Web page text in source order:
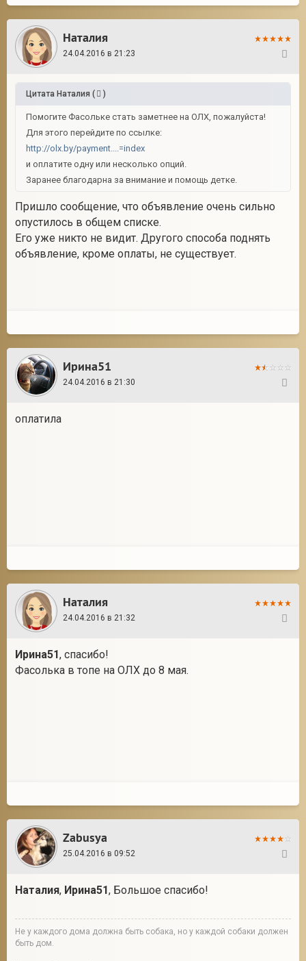
Наталия
24.04.2016 в 21:23
Цитата Наталия ( )
Помогите Фасольке стать заметнее на ОЛХ, пожалуйста!
Для этого перейдите по ссылке:
http://olx.by/payment....=index
и оплатите одну или несколько опций.
Заранее благодарна за внимание и помощь детке.
Пришло сообщение, что объявление очень сильно
опустилось в общем списке.
Его уже никто не видит. Другого способа поднять
объявление, кроме оплаты, не существует.
Ирина51
24.04.2016 в 21:30
оплатила
Наталия
24.04.2016 в 21:32
Ирина51, спасибо!
Фасолька в топе на ОЛХ до 8 мая.
Zabusya
25.04.2016 в 09:52
Наталия, Ирина51, Большое спасибо!
Не у каждого дома должна быть собака, но у каждой собаки должен
быть дом.